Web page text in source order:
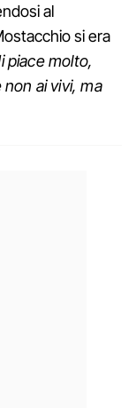
al
si era
piace molto,
ai vivi, ma